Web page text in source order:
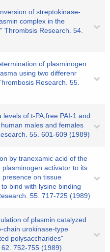
of streptokinase-
complex in the
Thrombsis Research. 54.
of plasminogen
using two differenr
Research. 55.
levels of t-PA,free PAI-1 and
males and females
55. 601-609 (1989)
by tranexamic acid of the
activator to its
on tissue
bind with lysine binding
55. 717-725 (1989)
of plasmin catalyzed
chain urokinase-type
polysaccharides"
752-755 (1989)